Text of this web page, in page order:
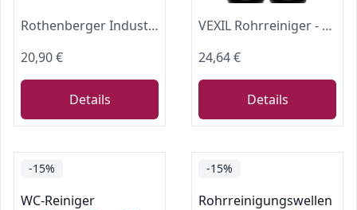
Rothenberger Industrial Pressluft Rohrreiniger inkl. 4 Gummiadapter I Rohr frei in Bad, Küche, WC Reinigung mit Luftdruck I leichte Handhabung - für den Hausgebrauch I 1500000006
20,90 €
Details
VEXIL Rohrreiniger - Profi Abflussreiniger EXTRA STARK für Extremfälle - 2x 1L Power Konzentrat löst hartnäckigste Verstopfungen wie Haare, Seifenreste, Fette - biologisch abbaubar - Made in Germany
24,64 €
Details
-15%
WC-Reiniger
-15%
Rohrreinigungswellen